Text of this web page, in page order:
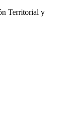
Territorial y